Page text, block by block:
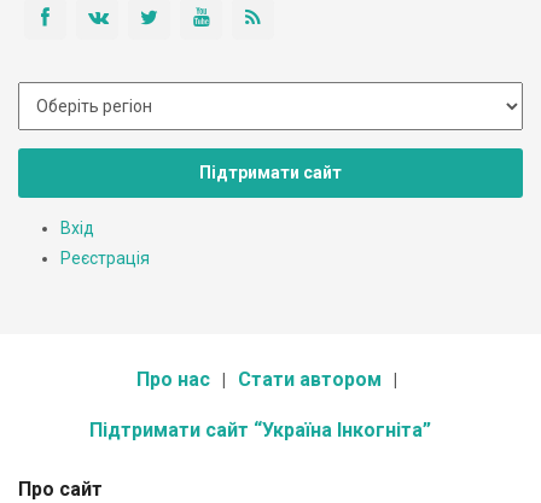
Підтримати сайт
Вхід
Реєстрація
Про нас Стати автором
Підтримати сайт “Україна Інкогніта”
Про сайт